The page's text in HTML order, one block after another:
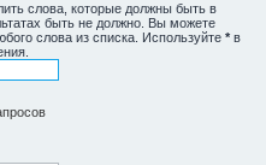
слова, которые должны быть в
быть не должно. Вы можете
слова из списка. Используйте * в